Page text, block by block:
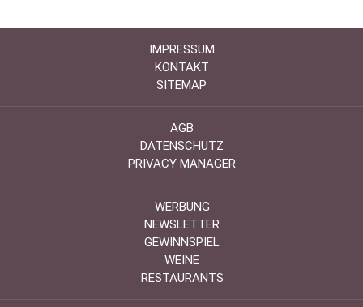
IMPRESSUM
KONTAKT
SITEMAP
AGB
DATENSCHUTZ
PRIVACY MANAGER
WERBUNG
NEWSLETTER
GEWINNSPIEL
WEINE
RESTAURANTS